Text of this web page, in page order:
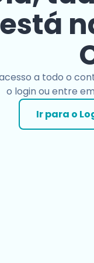
está
a todo o
o login ou entre
Ir para o